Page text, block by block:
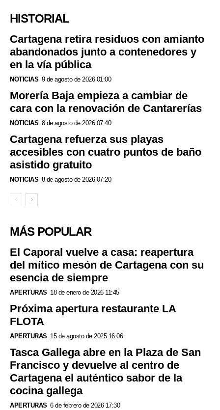
HISTORIAL
Cartagena retira residuos con amianto
abandonados junto a contenedores y
en la vía pública
NOTICIAS 9 de agosto de 2026 01:00
Morería Baja empieza a cambiar de
cara con la renovación de Cantarerías
NOTICIAS 8 de agosto de 2026 07:40
Cartagena refuerza sus playas
accesibles con cuatro puntos de baño
asistido gratuito
NOTICIAS 8 de agosto de 2026 07:20
MÁS POPULAR
El Caporal vuelve a casa: reapertura
del mítico mesón de Cartagena con su
esencia de siempre
APERTURAS 18 de enero de 2026 11:45
Próxima apertura restaurante LA
FLOTA
APERTURAS 15 de agosto de 2025 16:06
Tasca Gallega abre en la Plaza de San
Francisco y devuelve al centro de
Cartagena el auténtico sabor de la
cocina gallega
APERTURAS 6 de febrero de 2026 17:30